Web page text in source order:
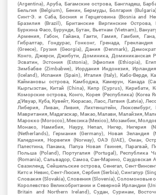
(Argentina), Аруба, Багамские острова, Бангладеш,
Бельгия (Belgium), Бенин, Бермуды, Болгария
Синт-Э. и Саба, Босния и Герцеговина (Bosnia and
Бразилия (Brazil), Британские Виргинские Острова,
Буркина Фасо, Бурунди, Бутан, Вьетнам (Vietnam),
Армения, Габон, Гайана, Гаити, Гамия, Гамбия,
Гибралтар, Гондурас, Гонконг, Гренада,
(Greece), Грузия (Georgia), Дания (Denmark),
Конго, Джерси, Джибути, Доминика, Доминиканская
Эсватин, Эстония (Estonia), Эфиопия (Ethiopia),
Зимбабве (Zimbabwe), Иордания Индонезия,
(Iceland), Испания (Spain), Италия (Italy), Кабо-Верде,
Каймановы острова, Камбоджа, Камерун, Канада
Кыргызстан, Китай (China), Кипр (Cyprus), Кирибати,
Коморские острова, Конго, Корея (Республика) (Korea
д'Ивуар, Куба, Кувейт, Кюрасао, Лаос, Латвия (Latvia),
Либерия, Ливан, Ливия, Лихтенштейн,
Мавритания, Мадагаскар, Макао, Малави, Малайзия,
Марокко (Morocco), Мексика (Mexico), Мозамбик,
Монако, Намибия, Науру, Непал, Нигер, Нигерия
(Netherlands), Германия (Germany), Новая Зеландия
Каледония, Норвегия (Norway), ОАЭ (UAE), Оман,
Палестина, Панама, Папуа Новая Гвинея, Парагвай,
Польша (Poland), Португалия (Portugal), Республика
(Romania), Сальвадор, Самоа, Сан-Марино, Саудовская
Свазиленд, Сейшельские острова, Сенегал, Сент-
Китс и Невис, Сент-Люсия, Сербия (Serbia), Сингапур
Словакия (Slovakia), Словения (Slovenia), Соломоновые
Королевство Великобритании и Северной Ирландии
Britain and Northern Ireland), Судан, Суринам,